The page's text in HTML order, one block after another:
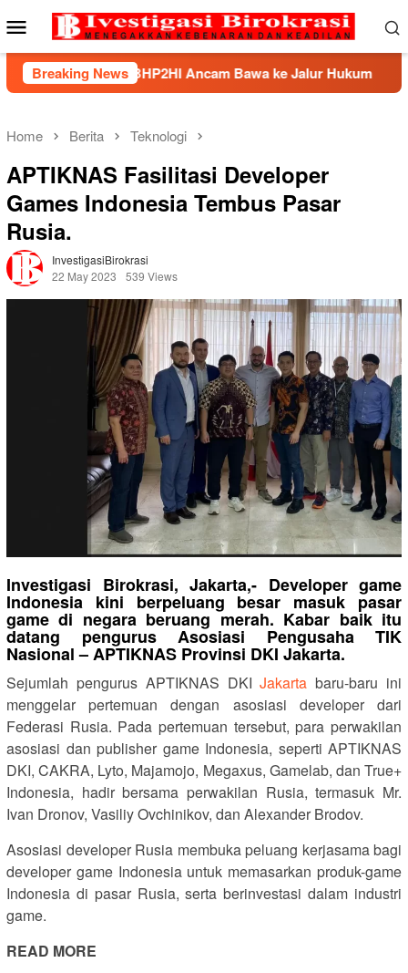
to
Mobile
Menu
Breaking News
BHP2HI Ancam Bawa ke Jalur Hukum
Home Berita Teknologi
APTIKNAS Fasilitasi Developer
Games Indonesia Tembus Pasar
Rusia.
InvestigasiBirokrasi
22 May 2023
539 Views
Investigasi Birokrasi, Jakarta,- Developer game
Indonesia kini berpeluang besar masuk pasar
game di negara beruang merah. Kabar baik itu
datang pengurus Asosiasi Pengusaha TIK
Nasional – APTIKNAS Provinsi DKI Jakarta.
Sejumlah pengurus APTIKNAS DKIJakarta baru-baru ini
menggelar pertemuan dengan asosiasi developer dari
Federasi Rusia. Pada pertemuan tersebut, para perwakilan
asosiasi dan publisher game Indonesia, seperti APTIKNAS
DKI, CAKRA, Lyto, Majamojo, Megaxus, Gamelab, dan True+
Indonesia, hadir bersama perwakilan Rusia, termasuk Mr.
Ivan Dronov, Vasiliy Ovchinikov, dan Alexander Brodov.
Asosiasi developer Rusia membuka peluang kerjasama bagi
developer game Indonesia untuk memasarkan produk-game
Indonesia di pasar Rusia, serta berinvestasi dalam industri
game.
READ MORE